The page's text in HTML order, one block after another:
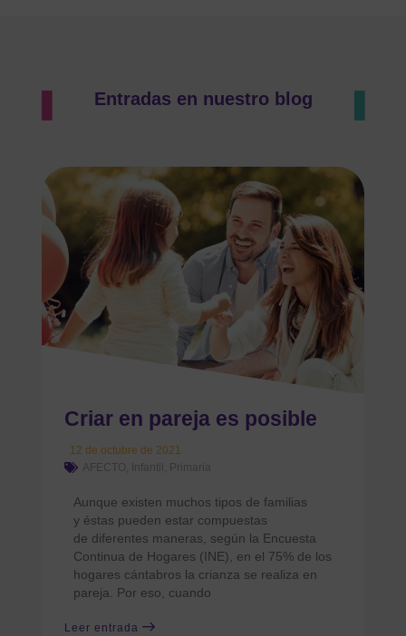
Entradas en nuestro blog
Criar en pareja es posible
12 de octubre de 2021
AFECTO
Infantil Primaria
Aunque existen muchos tipos de familias
y éstas pueden estar compuestas
de diferentes maneras, según la Encuesta
Continua de Hogares (INE), en el 75% de los
hogares cántabros la crianza se realiza en
pareja. Por eso, cuando
Leer entrada